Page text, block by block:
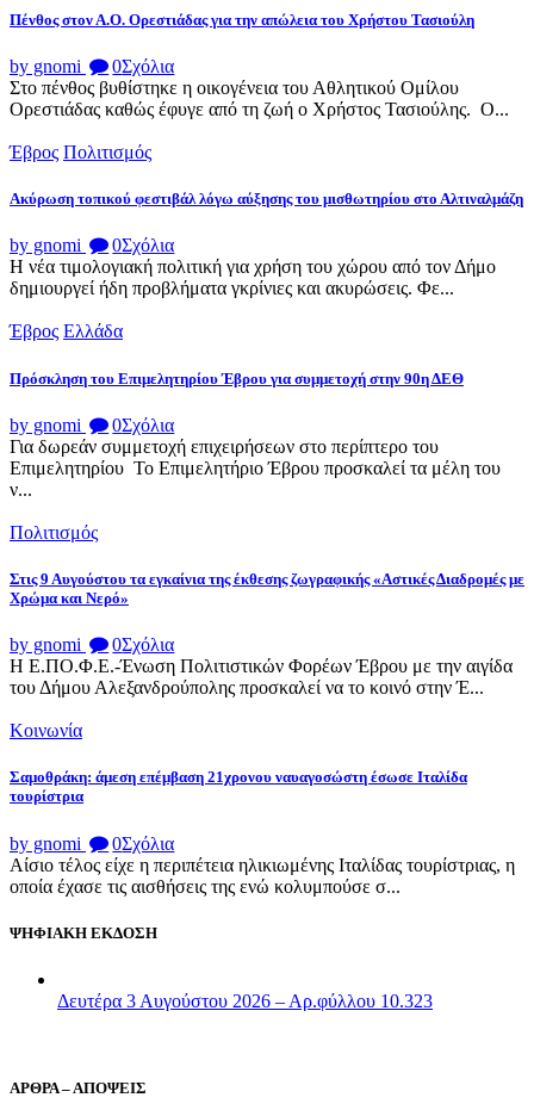
Πένθος στον Α.Ο. Ορεστιάδας για την απώλεια του Χρήστου Τασιούλη
by gnomi 0Σχόλια
Στο πένθος βυθίστηκε η οικογένεια του Αθλητικού Ομίλου
Ορεστιάδας καθώς έφυγε από τη ζωή ο Χρήστος Τασιούλης. Ο...
Έβρος Πολιτισμός
Ακύρωση τοπικού φεστιβάλ λόγω αύξησης του μισθωτηρίου στο Αλτιναλμάζη
by gnomi 0Σχόλια
Η νέα τιμολογιακή πολιτική για χρήση του χώρου από τον Δήμο
δημιουργεί ήδη προβλήματα γκρίνιες και ακυρώσεις. Φε...
Έβρος Ελλάδα
Πρόσκληση του Επιμελητηρίου Έβρου για συμμετοχή στην 90η ΔΕΘ
by gnomi 0Σχόλια
Για δωρεάν συμμετοχή επιχειρήσεων στο περίπτερο του
Επιμελητηρίου Το Επιμελητήριο Έβρου προσκαλεί τα μέλη του
ν...
Πολιτισμός
Στις 9 Αυγούστου τα εγκαίνια της έκθεσης ζωγραφικής «Αστικές Διαδρομές με
Χρώμα και Νερό»
by gnomi 0Σχόλια
Η Ε.ΠΟ.Φ.Ε.-Ένωση Πολιτιστικών Φορέων Έβρου με την αιγίδα
του Δήμου Αλεξανδρούπολης προσκαλεί να το κοινό στην Έ...
Κοινωνία
Σαμοθράκη: άμεση επέμβαση 21χρονου ναυαγοσώστη έσωσε Ιταλίδα
τουρίστρια
by gnomi 0Σχόλια
Αίσιο τέλος είχε η περιπέτεια ηλικιωμένης Ιταλίδας τουρίστριας, η
οποία έχασε τις αισθήσεις της ενώ κολυμπούσε σ...
ΨΗΦΙΑΚΗ ΕΚΔΟΣΗ
Δευτέρα 3 Αυγούστου 2026 – Αρ.φύλλου 10.323
ΑΡΘΡΑ – ΑΠΟΨΕΙΣ